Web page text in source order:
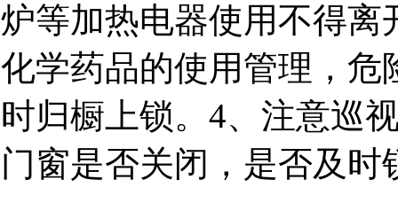
炉等加热电器使用不得
化学药品的使用管理，
时归橱上锁。 4、注意巡
门窗是否关闭，是否及时